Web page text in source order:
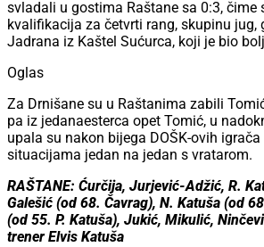
svladali u gostima Raštane sa 0:3, čime
kvalifikacija za četvrti rang, skupinu jug,
Jadrana iz Kaštel Sućurca, koji je bio
Oglas
Za Drnišane su u Raštanima zabili
pa iz jedanaesterca opet Tomić, u
upala su nakon bijega DOŠK-ovih
situacijama jedan na jedan s vratarom.
RAŠTANE: Ćurčija, Jurjević-Adžić, R.
Galešić (od 68. Čavrag), N. Katuša (od
(od 55. P. Katuša), Jukić, Mikulić,
trener Elvis Katuša